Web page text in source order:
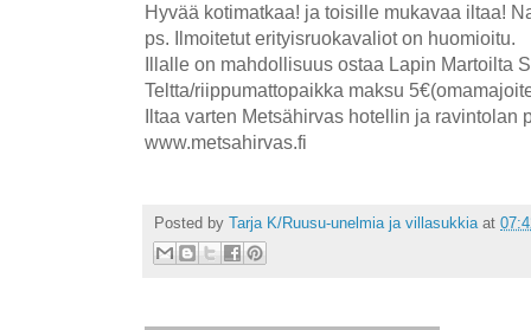
Hyvää kotimatkaa! ja toisille mukavaa iltaa!
ps. Ilmoitetut erityisruokavaliot on huomioitu.
Illalle on mahdollisuus ostaa Lapin Martoilta
Teltta/riippumattopaikka maksu
Iltaa varten Metsähirvas hotellin ja ravintolan
www.metsahirvas.fi
Posted by Tarja K/Ruusu-unelmia ja villasukkia at